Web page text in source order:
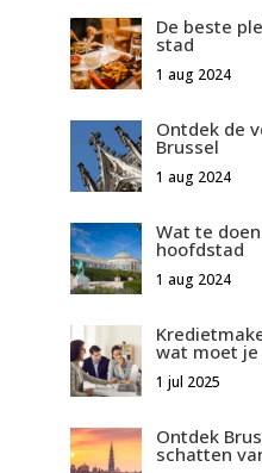
De beste
stad
1 aug 2024
Ontdek de
Brussel
1 aug 2024
Wat te
hoofdstad
1 aug 2024
wat moet je
1 jul 2025
Ontdek
schatten